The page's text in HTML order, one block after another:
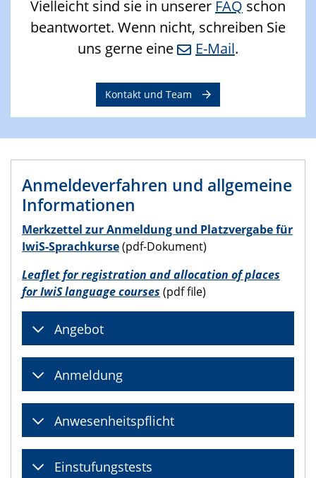
Vielleicht sind sie in unserer FAQ schon
beantwortet. Wenn nicht, schreiben Sie
uns gerne eine
E-Mail.
Kontakt und Team
Anmeldeverfahren und allgemeine
Informationen
Merkzettel zur Anmeldung und Platzvergabe für
IwiS-Sprachkurse(pdf-Dokument)
Leaflet for registration and allocation of places
for IwiS language courses (pdf file)
Angebot
Anmeldung
Anwesenheitspflicht
Einstufungstests